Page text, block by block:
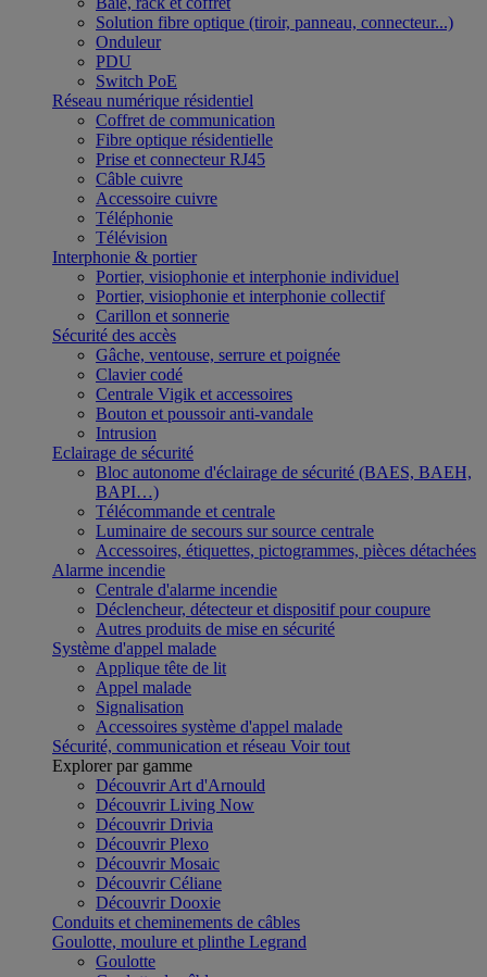
Solution fibre optique (tiroir, panneau, connecteur...)
Onduleur
PDU
Switch PoE
Réseau numérique résidentiel
Coffret de communication
Fibre optique résidentielle
Prise et connecteur RJ45
Câble cuivre
Accessoire cuivre
Téléphonie
Télévision
Interphonie & portier
Portier, visiophonie et interphonie individuel
Portier, visiophonie et interphonie collectif
Carillon et sonnerie
Sécurité des accès
Gâche, ventouse, serrure et poignée
Clavier codé
Centrale Vigik et accessoires
Bouton et poussoir anti-vandale
Intrusion
Eclairage de sécurité
Bloc autonome d'éclairage de sécurité (BAES, BAEH,
BAPI…)
Télécommande et centrale
Luminaire de secours sur source centrale
Accessoires, étiquettes, pictogrammes, pièces détachées
Alarme incendie
Centrale d'alarme incendie
Déclencheur, détecteur et dispositif pour coupure
Autres produits de mise en sécurité
Système d'appel malade
Applique tête de lit
Appel malade
Signalisation
Accessoires système d'appel malade
Sécurité, communication et réseau Voir tout
Explorer par gamme
Découvrir Art d'Arnould
Découvrir Living Now
Découvrir Drivia
Découvrir Plexo
Découvrir Mosaic
Découvrir Céliane
Découvrir Dooxie
Conduits et cheminements de câbles
Goulotte, moulure et plinthe Legrand
Goulotte